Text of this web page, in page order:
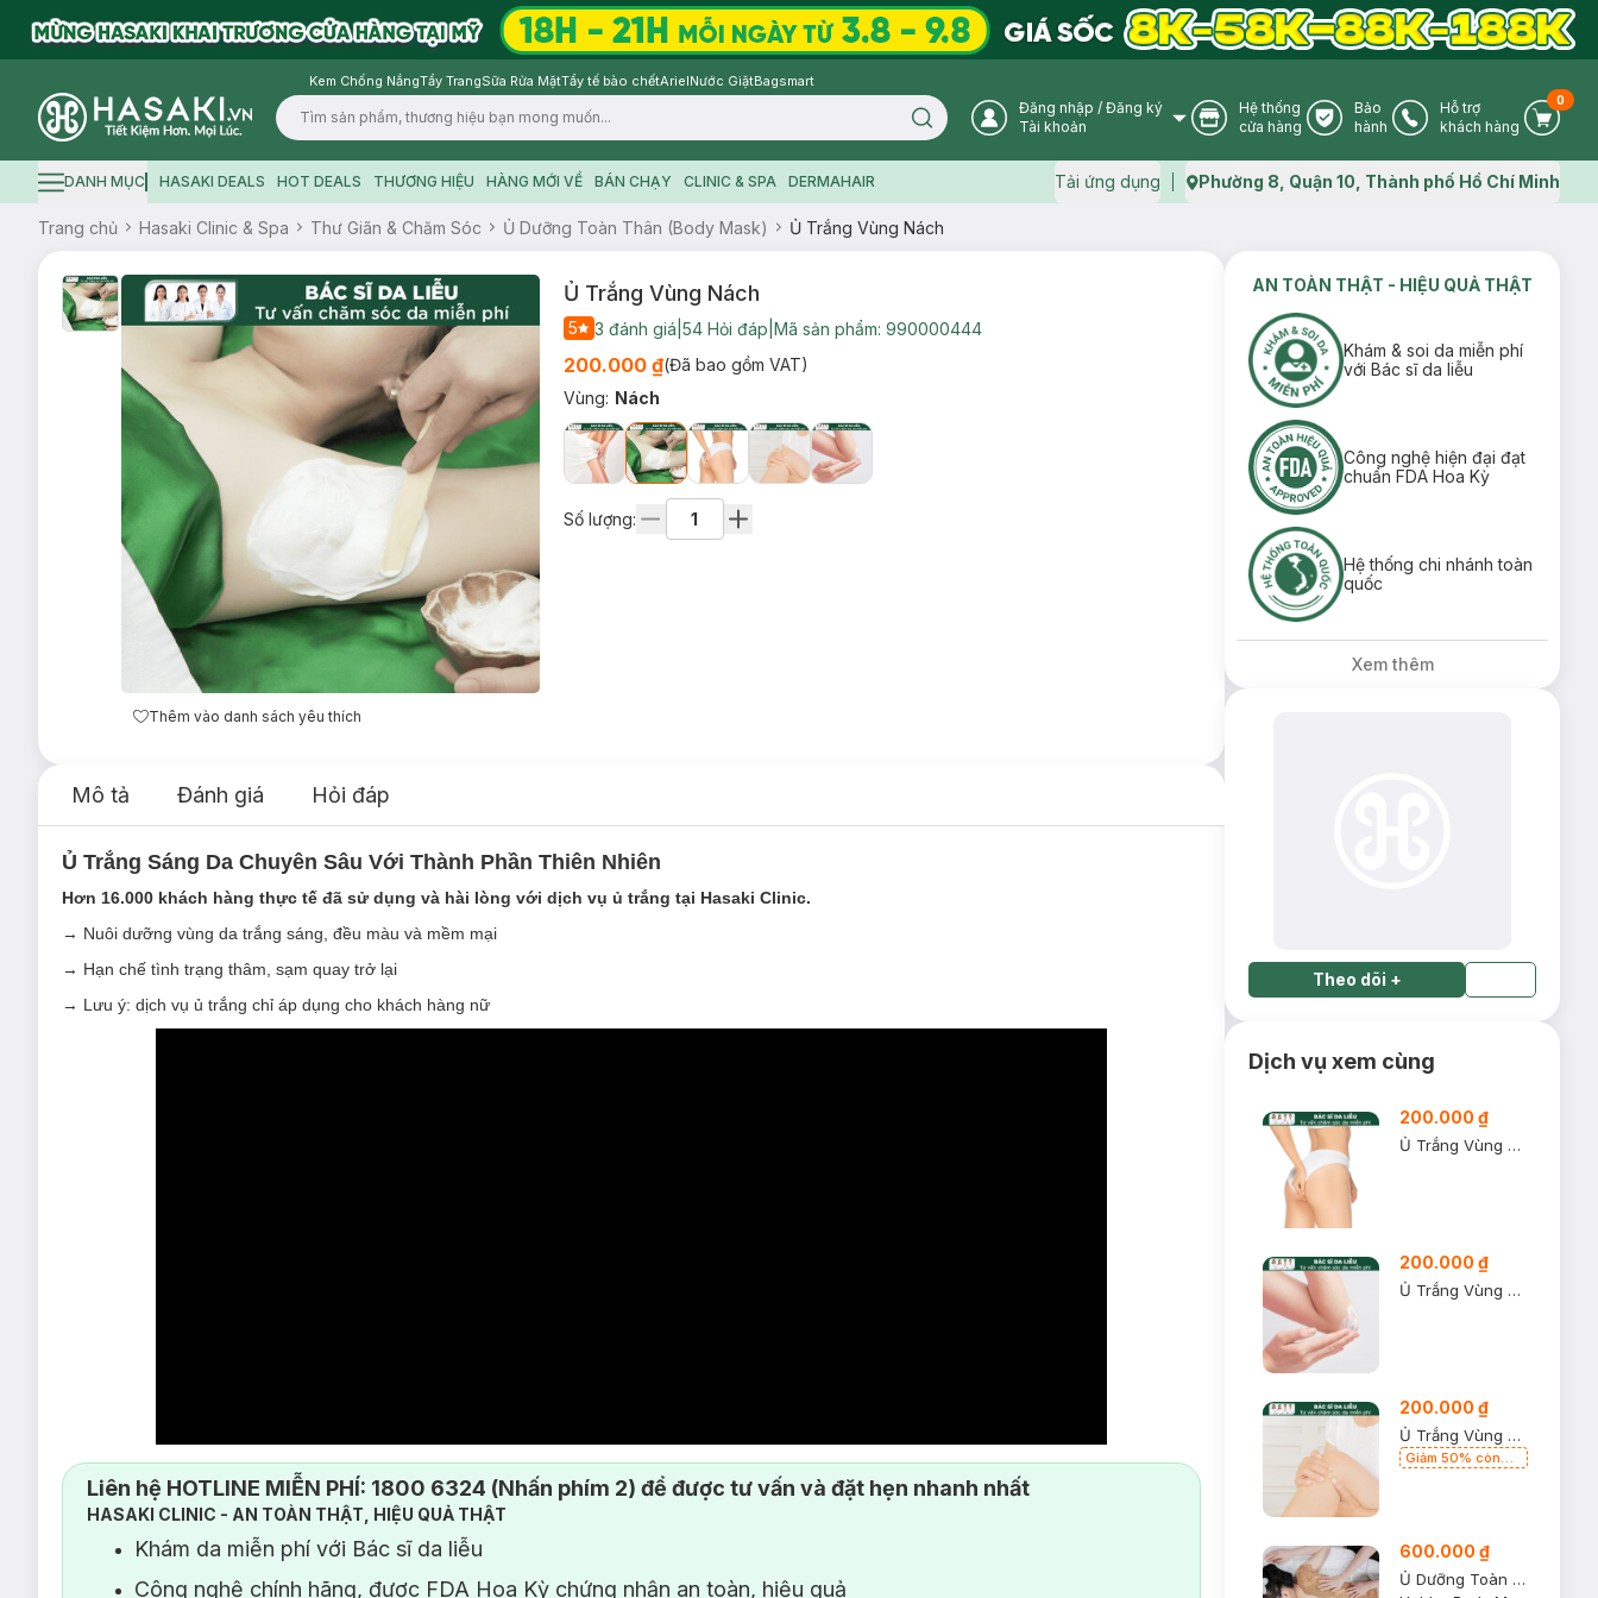
Kem Chống NắngTẩy TrangSữa Rửa MặtTẩy tế bào chếtArielNước GiặtBagsmart
Logo
Search icon User Icon
Đăng nhập / Đăng ký
Tài khoản
Store Icon
Hệ thống
cửa hàng
Warranty Icon
Bảo
hành
Phone Icon
Hỗ trợ
khách hàng
Cart
0
Hamburger icon
DANH MỤC HASAKI DEALS HOT DEALS THƯƠNG HIỆU HÀNG MỚI VỀ BÁN CHẠY CLINIC & SPA DERMAHAIR Tải ứng dụng Map icon
Phường 8, Quận 10, Thành phố Hồ Chí Minh
Trang chủ Hasaki Clinic & Spa Thư Giãn & Chăm Sóc Ủ Dưỡng Toàn Thân (Body Mask) Ủ Trắng Vùng Nách
Thêm vào danh sách yêu thích
Ủ Trắng Vùng Nách
5 3 đánh giá 54Hỏi đáp Mã sản phẩm: 990000444
200.000 ₫(Đã bao gồm VAT)
Vùng: Nách
Số lượng:
Mô tả Đánh giá Hỏi đáp
Ủ Trắng Sáng Da Chuyên Sâu Với Thành Phần Thiên Nhiên
Hơn 16.000 khách hàng thực tế đã sử dụng và hài lòng với dịch vụ ủ trắng tại Hasaki Clinic.
→ Nuôi dưỡng vùng da trắng sáng, đều màu và mềm mại
→ Hạn chế tình trạng thâm, sạm quay trở lại
→ Lưu ý: dịch vụ ủ trắng chỉ áp dụng cho khách hàng nữ
Liên hệ HOTLINE MIỄN PHÍ: 1800 6324 (Nhấn phím 2) để được tư vấn và đặt hẹn nhanh nhất
HASAKI CLINIC - AN TOÀN THẬT, HIỆU QUẢ THẬT
Khám da miễn phí với Bác sĩ da liễu
Công nghệ chính hãng, được FDA Hoa Kỳ chứng nhận an toàn, hiệu quả
AN TOÀN THẬT - HIỆU QUẢ THẬT
Khám & soi da miễn phí
với Bác sĩ da liễu
Công nghệ hiện đại đạt
chuẩn FDA Hoa Kỳ
Hệ thống chi nhánh toàn
quốc
Xem thêm
Theo dõi +
Dịch vụ xem cùng
200.000 ₫
Ủ Trắng Vùng Mông
200.000 ₫
Ủ Trắng Vùng Khuỷu Tay
200.000 ₫
Ủ Trắng Vùng Đầu Gối
Giảm 50% còn
600.000 ₫
Ủ Dưỡng Toàn Thân Với Thảo Dược